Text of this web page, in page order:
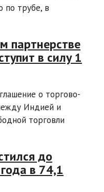
по трубе, в
партнерстве
в силу 1
о торгово-
Индией и
торговли
до
в 74,1